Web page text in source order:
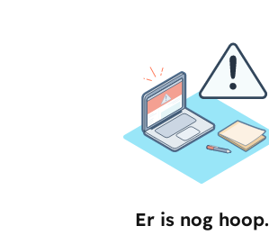
Er is nog hoop.